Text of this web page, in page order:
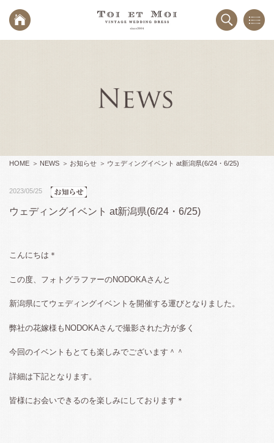
HOME NEWS お知らせ ウェディングイベント at新潟県(6/24・6/25)
2023/05/25
ウェディングイベント at新潟県(6/24・6/25)
こんにちは＊
この度、フォトグラファーのNODOKAさんと
新潟県にてウェディングイベントを開催する運びとなりました。
弊社の花嫁様もNODOKAさんで撮影された方が多く
今回のイベントもとても楽しみでございます＾＾
詳細は下記となります。
皆様にお会いできるのを楽しみにしております＊